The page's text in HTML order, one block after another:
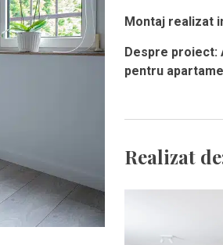
Montaj realizat
Despre proiect:
pentru
Realizat